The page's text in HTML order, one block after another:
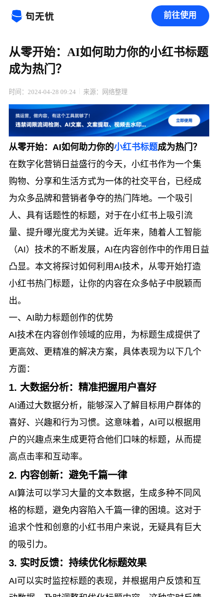
前往使用
从零开始：AI如何助力你的小红书标题
成为热门？
时间：2024-04-28 09:24 来源：网络整理
从零开始：AI如何助力你的小红书标题成为热门？
在数字化营销日益盛行的今天，小红书作为一个集
购物、分享和生活方式为一体的社交平台，已经成
为众多品牌和营销者争夺的热门阵地。一个吸引
人、具有话题性的标题，对于在小红书上吸引流
量、提升曝光度尤为关键。近年来，随着人工智能
（AI）技术的不断发展，AI在内容创作中的作用日益
凸显。本文将探讨如何利用AI技术，从零开始打造
小红书热门标题，让你的内容在众多帖子中脱颖而
出。
一、AI助力标题创作的优势
AI技术在内容创作领域的应用，为标题生成提供了
更高效、更精准的解决方案，具体表现为以下几个
方面：
1. 大数据分析：精准把握用户喜好
AI通过大数据分析，能够深入了解目标用户群体的
喜好、兴趣和行为习惯。这意味着，AI可以根据用
户的兴趣点来生成更符合他们口味的标题，从而提
高点击率和互动率。
2. 内容创新：避免千篇一律
AI算法可以学习大量的文本数据，生成多种不同风
格的标题，避免内容陷入千篇一律的困境。这对于
追求个性和创意的小红书用户来说，无疑具有巨大
的吸引力。
3. 实时反馈：持续优化标题效果
AI可以实时监控标题的表现，并根据用户反馈和互